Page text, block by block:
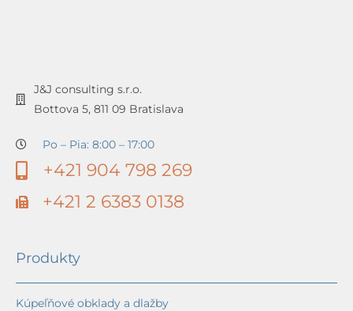
J&J consulting s.r.o.
Bottova 5, 811 09 Bratislava
Po – Pia: 8:00 – 17:00
+421 904 798 269
+421 2 6383 0138
Produkty
Kúpeľňové obklady a dlažby